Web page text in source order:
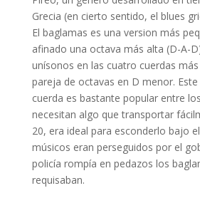
Grecia (en cierto sentido, el blues
El baglamas es una version más
afinado una octava más alta (D-A-
unísonos en las cuatro cuerdas
pareja de octavas en D menor.
cuerda es bastante popular entre
necesitan algo que transportar
20, era ideal para esconderlo bajo
músicos eran perseguidos por el
policía rompía en pedazos los
requisaban.